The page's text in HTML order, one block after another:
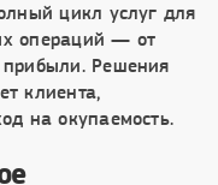
цикл услуг для
операций — от
Решения
клиента,
на окупаемость.